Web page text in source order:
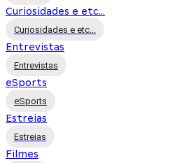
Curiosidades e etc...
Curiosidades e etc...
Entrevistas
Entrevistas
eSports
eSports
Estreias
Estreias
Filmes